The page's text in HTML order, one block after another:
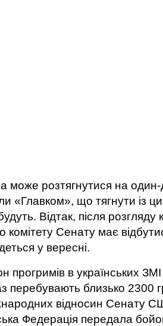
може розтягнутися на один-
«Главком», що тягнути із
Відтак, після
комітету Сенату має
у вересні.
прогримів в українських
перебувають близько 2300
відносин Сенату
Федерація передала